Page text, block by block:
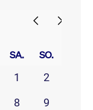
SA. SO.
1
2
8 9